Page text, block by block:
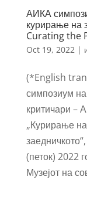
АИКА
курирање на
Curating the
Oct 19, 2022 |
(*English
симпозиум
критичари –
„Курирање
(петок) 2022
Музејот на